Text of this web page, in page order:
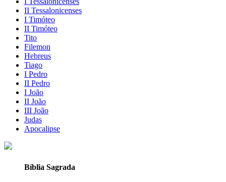
II Tessalonicenses
I Timóteo
II Timóteo
Tito
Filemon
Hebreus
Tiago
I Pedro
II Pedro
I João
II João
III João
Judas
Apocalipse
Bíblia Sagrada